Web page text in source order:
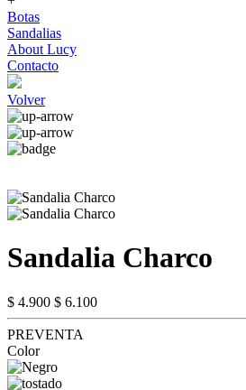
Botas
Sandalias
About Lucy
Contacto
Volver
Sandalia Charco
$ 4.900 $ 6.100
PREVENTA
Color